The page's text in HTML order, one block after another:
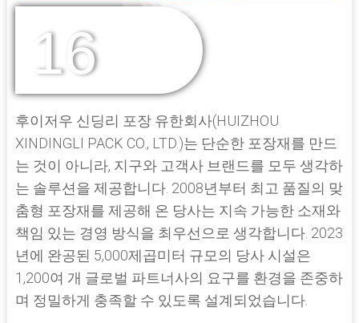
16
후이저우 신딩리 포장 유한회사(HUIZHOU
XINDINGLI PACK CO., LTD.)는 단순한 포장재를 만드
는 것이 아니라, 지구와 고객사 브랜드를 모두 생각하
는 솔루션을 제공합니다. 2008년부터 최고 품질의 맞
춤형 포장재를 제공해 온 당사는 지속 가능한 소재와
책임 있는 경영 방식을 최우선으로 생각합니다. 2023
년에 완공된 5,000제곱미터 규모의 당사 시설은
1,200여 개 글로벌 파트너사의 요구를 환경을 존중하
며 정밀하게 충족할 수 있도록 설계되었습니다.